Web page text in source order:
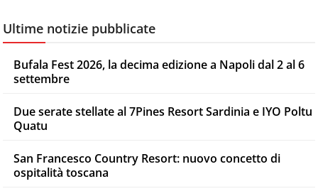
Ultime notizie pubblicate
Bufala Fest 2026, la decima edizione a Napoli dal 2 al 6
settembre
Due serate stellate al 7Pines Resort Sardinia e IYO Poltu
Quatu
San Francesco Country Resort: nuovo concetto di
ospitalità toscana